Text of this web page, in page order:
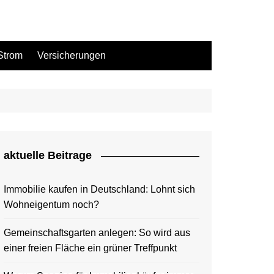
Versicherungen
aktuelle Beitrage
Immobilie kaufen in Deutschland: Lohnt sich
Wohneigentum noch?
Gemeinschaftsgarten anlegen: So wird aus
einer freien Fläche ein grüner Treffpunkt